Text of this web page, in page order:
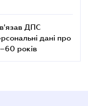
ДПС
дані про
років